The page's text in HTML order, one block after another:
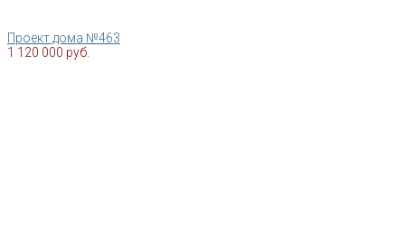
Проект дома №463
1 120 000 руб.